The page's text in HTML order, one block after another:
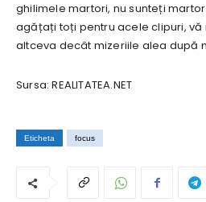
ghilimele martori, nu sunteți
agățați toți pentru acele clipuri, vă
altceva decât mizeriile alea după
Sursa: REALITATEA.NET
Eticheta focus